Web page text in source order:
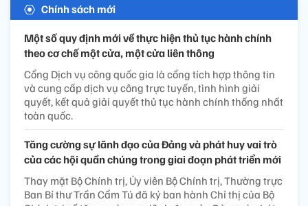
Chính sách mới
Một số quy định mới về thực hiện thủ tục hành chính
theo cơ chế một cửa, một cửa liên thông
Cổng Dịch vụ công quốc gia là cổng tích hợp thông tin
và cung cấp dịch vụ công trực tuyến, tình hình giải
quyết, kết quả giải quyết thủ tục hành chính thống nhất
toàn quốc.
Tăng cường sự lãnh đạo của Đảng và phát huy vai trò
của các hội quần chúng trong giai đoạn phát triển mới
Thay mặt Bộ Chính trị, Ủy viên Bộ Chính trị, Thường trực
Ban Bí thư Trần Cẩm Tú đã ký ban hành Chỉ thị của Bộ